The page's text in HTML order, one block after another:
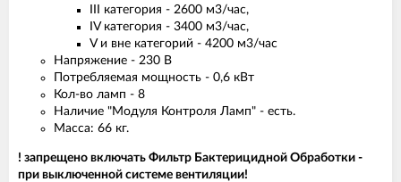
III категория - 2600 м3/час,
IV категория - 3400 м3/час,
V и вне категорий - 4200 м3/час
Напряжение - 230 B
Потребляемая мощность - 0,6 кВт
Кол-во ламп - 8
Наличие "Модуля Контроля Ламп" - есть.
Масса: 66 кг.
! запрещено включать Фильтр Бактерицидной Обработки -
при выключенной системе вентиляции!